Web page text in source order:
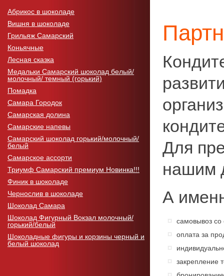
Абрикос в шоколаде
Вишня в шоколаде
Грильяж Самарский
Коньячные
Лесная сказка
Медальки Самарский шоколад белый/
молочный/ темный (горький)
Помадка
Самара Городок
Самарская долина
Самарские напевы
Самарский шоколад горький/молочный/
белый
Самарское ассорти
Триумф Самарский премиум Новинка!!!
Финик в шоколаде
Чернослив в шоколаде
Шоколад Самара
Шоколад Фигурный Вокзал молочный/
горький/белый
Шоколадные фигуры и корзины черный и
белый шоколад
Для
нашим
А
самовывоз со
оплата за
закрепление